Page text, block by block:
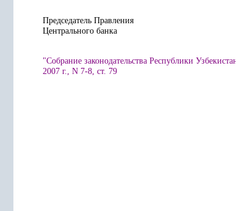
Председатель Правления
Центрального банка Ф.
"Собрание законодательства Республики
2007 г., N 7-8, ст. 79